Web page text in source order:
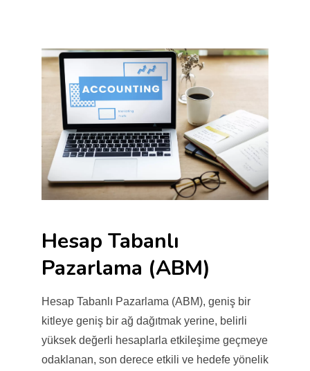
Hesap Tabanlı
Pazarlama (ABM)
Hesap Tabanlı Pazarlama (ABM), geniş bir
kitleye geniş bir ağ dağıtmak yerine, belirli
yüksek değerli hesaplarla etkileşime geçmeye
odaklanan, son derece etkili ve hedefe yönelik